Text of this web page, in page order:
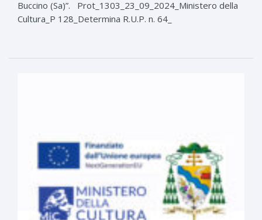
Buccino (Sa)”. Prot_1303_23_09_2024_Ministero della
Cultura_P 128_Determina R.U.P. n. 64_